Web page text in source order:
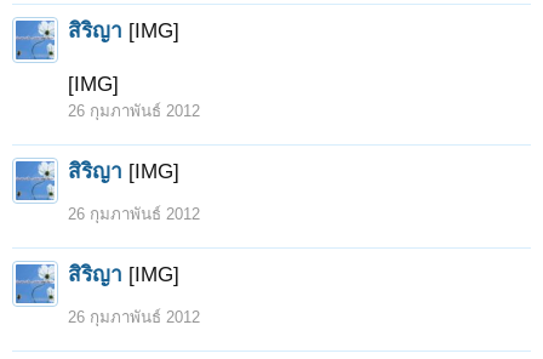
สิริญา [IMG]
[IMG]
26 กุมภาพันธ์ 2012
สิริญา [IMG]
26 กุมภาพันธ์ 2012
สิริญา [IMG]
26 กุมภาพันธ์ 2012